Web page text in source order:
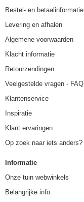
Bestel- en betaalinformatie
Levering en afhalen
Algemene voorwaarden
Klacht informatie
Retourzendingen
Veelgestelde vragen - FAQ
Klantenservice
Inspiratie
Klant ervaringen
Op zoek naar iets anders?
Informatie
Onze tuin webwinkels
Belangrijke info